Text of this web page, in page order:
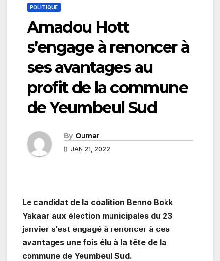
POLITIQUE
Amadou Hott
s’engage à renoncer à
ses avantages au
profit de la commune
de Yeumbeul Sud
By Oumar
JAN 21, 2022
Le candidat de la coalition Benno Bokk
Yakaar aux élection municipales du 23
janvier s’est engagé à renoncer à ces
avantages une fois élu à la tête de la
commune de Yeumbeul Sud.